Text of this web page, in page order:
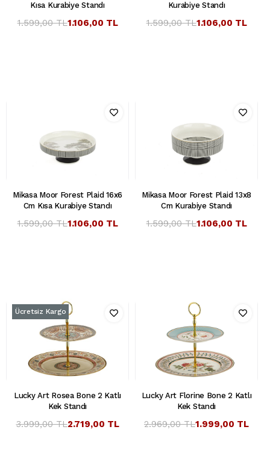
Kısa Kurabiye Standı
1.106,00 TL
1.599,00 TL
Kurabiye Standı
1.106,00 TL
1.599,00 TL
Mikasa Moor Forest Plaid 16x6
Cm Kısa Kurabiye Standı
1.106,00 TL
1.599,00 TL
Mikasa Moor Forest Plaid 13x8
Cm Kurabiye Standı
1.106,00 TL
1.599,00 TL
Lucky Art Rosea Bone 2 Katlı
Kek Standı
2.719,00 TL
3.999,00 TL
Ücretsiz Kargo
Lucky Art Florine Bone 2 Katlı
Kek Standı
1.999,00 TL
2.969,00 TL